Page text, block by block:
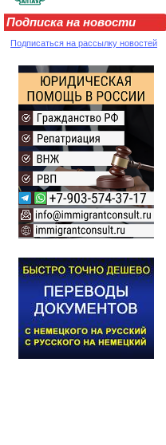
Подписка на новости
Подписаться на рассылку новостей